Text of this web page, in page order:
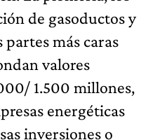
de gasoductos y
partes más caras
valores
1.500 millones,
energéticas
inversiones o